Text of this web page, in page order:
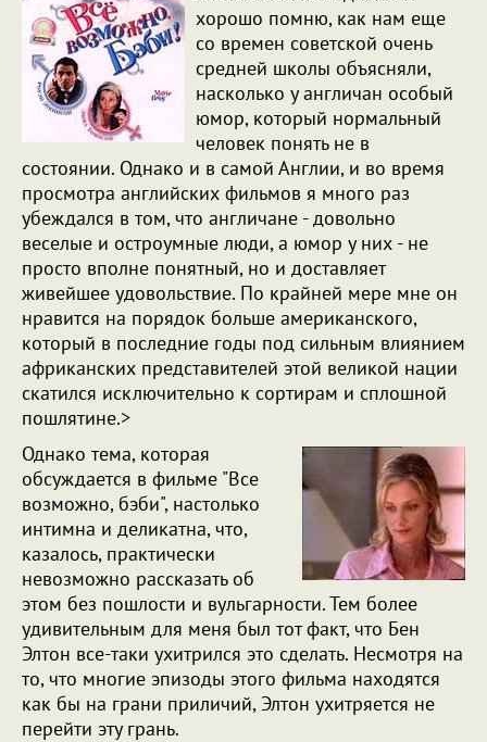
хорошо помню, как нам еще
со времен советской очень
средней школы объясняли,
насколько у англичан особый
юмор, который нормальный
человек понять не в
состоянии. Однако и в самой Англии, и во время
просмотра английских фильмов я много раз
убеждался в том, что англичане - довольно
веселые и остроумные люди, а юмор у них - не
просто вполне понятный, но и доставляет
живейшее удовольствие. По крайней мере мне он
нравится на порядок больше американского,
который в последние годы под сильным влиянием
африканских представителей этой великой нации
скатился исключительно к сортирам и сплошной
пошлятине.>
Однако тема, которая
обсуждается в фильме "Все
возможно, бэби", настолько
интимна и деликатна, что,
казалось, практически
невозможно рассказать об
этом без пошлости и вульгарности. Тем более
удивительным для меня был тот факт, что Бен
Элтон все-таки ухитрился это сделать. Несмотря на
то, что многие эпизоды этого фильма находятся
как бы на грани приличий, Элтон ухитряется не
перейти эту грань.